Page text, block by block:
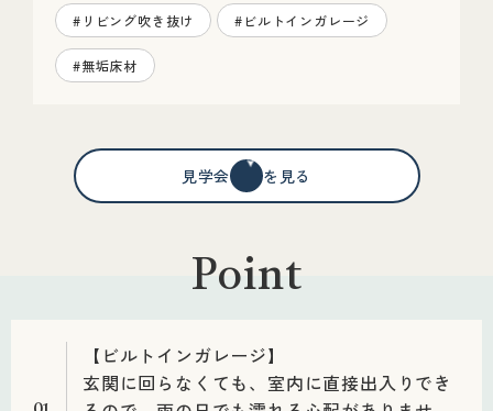
#リビング吹き抜け #ビルトインガレージ
#無垢床材
見学会情報を見る
Point
【ビルトインガレージ】
玄関に回らなくても、室内に直接出入りでき